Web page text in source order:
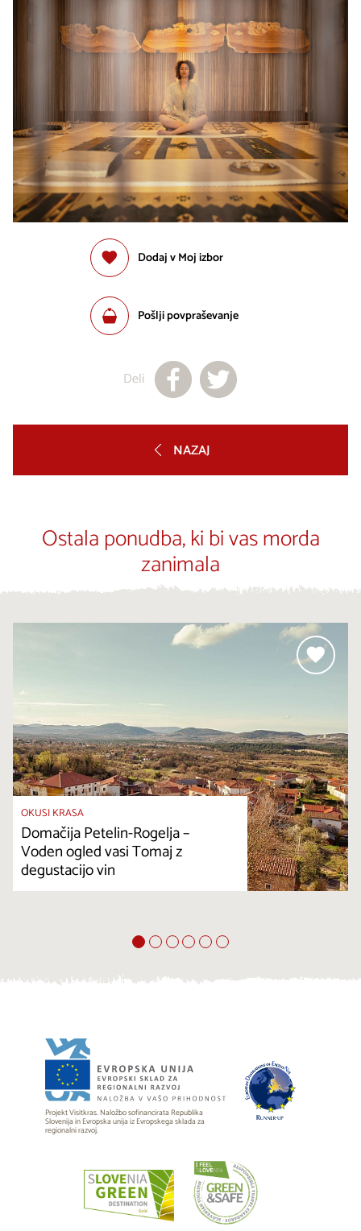
Dodaj v Moj izbor
Pošlji povpraševanje
Deli
NAZAJ
Ostala ponudba, ki bi vas morda
zanimala
OKUSI KRASA
Domačija Petelin-Rogelja –
Voden ogled vasi Tomaj z
degustacijo vin
Projekt Visitkras. Naložbo sofinancirata Republika
Slovenija in Evropska unija iz Evropskega sklada za
regionalni razvoj.